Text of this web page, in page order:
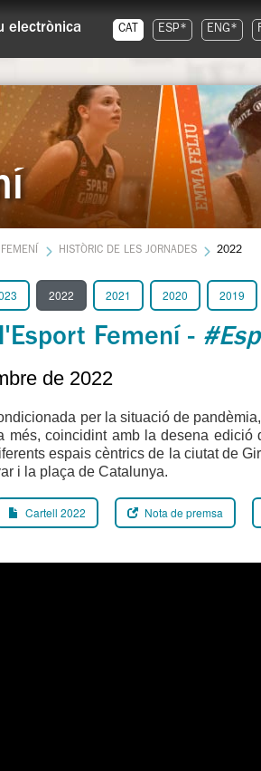
electrònica CAT ESP* ENG*
HISTÒRIC DE LES JORNADES 2022
2022 2021 2020 2019
Femení -
de 2022
per la situació de
més, coincidint amb la desena edició
espais cèntrics de la ciutat de
i la plaça de Catalunya.
Cartell 2022 Nota de premsa